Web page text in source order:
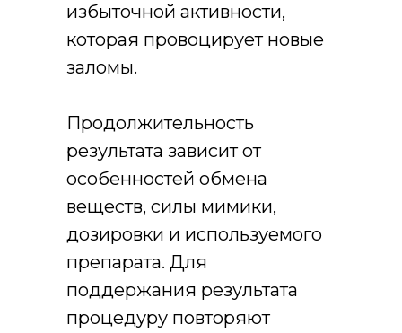
избыточной активности,
которая провоцирует новые
заломы.
Продолжительность
результата зависит от
особенностей обмена
веществ, силы мимики,
дозировки и используемого
препарата. Для
поддержания результата
процедуру повторяют